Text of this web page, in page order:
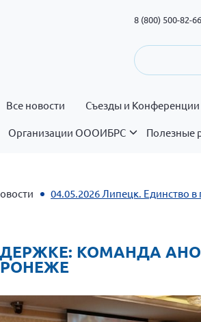
8 (800) 500-82-66
Все новости Съезды и Конференции
Организации ОООИБРС Полезные
04.05.2026 Липецк. Единство
КОМАНДА